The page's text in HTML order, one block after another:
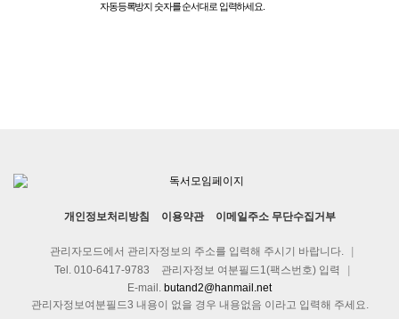
자동등록방지 숫자를 순서대로 입력하세요.
개인정보처리방침 이용약관 이메일주소 무단수집거부
관리자모드에서 관리자정보의 주소를 입력해 주시기 바랍니다.
Tel. 010-6417-9783
관리자정보 여분필드1(팩스번호) 입력
E-mail. butand2@hanmail.net
관리자정보여분필드3 내용이 없을 경우 내용없음 이라고 입력해 주세요.